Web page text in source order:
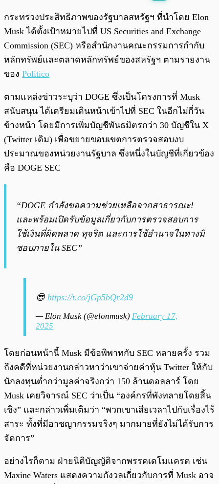
พร้อมเล่น 0:00/
กระทรวงประสิทธิภาพของรัฐบาลสหรัฐฯ ที่นำโดย Elon
Musk ได้ตั้งเป้าหมายไปที่ US Securities and Exchange
Commission (SEC) หรือสำนักงานคณะกรรมการกำกับ
หลักทรัพย์และตลาดหลักทรัพย์ของสหรัฐฯ ตามรายงาน
ของ Politico
ตามแหล่งข่าวระบุว่า DOGE ซึ่งเป็นโครงการที่ Musk
สนับสนุน ได้เตรียมเดินหน้าเข้าไปที่ SEC ในอีกไม่กี่วัน
ข้างหน้า โดยมีการเพิ่มบัญชีพันธมิตรกว่า 30 บัญชีใน X
(Twitter เดิม) เพื่อขยายขอบเขตการตรวจสอบงบ
ประมาณของหน่วยงานรัฐบาล ซึ่งหนึ่งในบัญชีที่เกี่ยวข้อง
คือ DOGE SEC
“DOGE กำลังขอความช่วยเหลือจากสาธารณะ!
และพร้อมเปิดรับข้อมูลเกี่ยวกับการตรวจสอบการ
ใช้เงินที่ผิดพลาด ทุจริต และการใช้อำนาจในทางมิ
ชอบภายใน SEC”
😎 https://t.co/jGp5bQr2d9
— Elon Musk (@elonmusk) February 17,
2025
โดยก่อนหน้านี้ Musk มีข้อพิพาทกับ SEC หลายครั้ง รวม
ถึงคดีที่หน่วยงานกล่าวหาว่าเขาจ่ายค่าหุ้น Twitter ให้กับ
นักลงทุนต่ำกว่ามูลค่าจริงกว่า 150 ล้านดอลลาร์ โดย
Musk เคยวิจารณ์ SEC ว่าเป็น “องค์กรที่พังทลายโดยสิ้น
เชิง” และกล่าวเพิ่มเติมว่า “พวกเขาเสียเวลาไปกับเรื่องไร้
สาระ ทั้งที่มีอาชญากรรมจริงๆ มากมายที่ยังไม่ได้รับการ
จัดการ”
อย่างไรก็ตาม ฝ่ายนิติบัญญัติจากพรรคเดโมแครต เช่น
Maxine Waters แสดงความกังวลเกี่ยวกับการที่ Musk อาจ